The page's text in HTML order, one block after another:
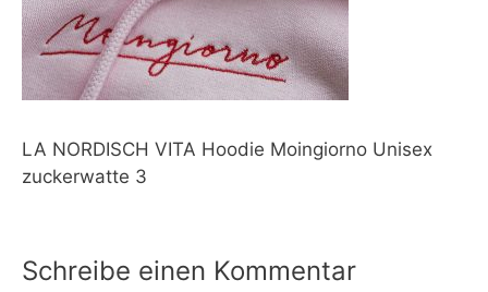
LA NORDISCH VITA Hoodie Moingiorno Unisex
zuckerwatte 3
Schreibe einen Kommentar